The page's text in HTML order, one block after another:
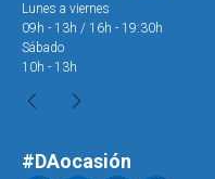
Lunes a viernes
09h - 13h / 16h - 19:30h
Sábado
10h - 13h
#DAocasión